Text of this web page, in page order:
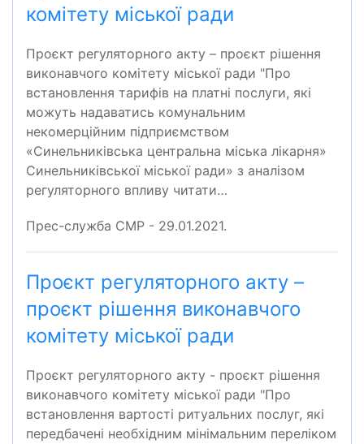
комітету міської ради
Проєкт регуляторного акту – проєкт рішення
виконавчого комітету міської ради "Про
встановлення тарифів на платні послуги, які
можуть надаватись комунальним
некомерційним підприємством
«Синельниківська центральна міська лікарня»
Синельниківської міської ради» з аналізом
регуляторного впливу читати…
Прес-служба СМР - 29.01.2021.
Проєкт регуляторного акту –
проєкт рішення виконавчого
комітету міської ради
Проєкт регуляторного акту - проєкт рішення
виконавчого комітету міської ради "Про
встановлення вартості ритуальних послуг, які
передбачені необхідним мінімальним переліком